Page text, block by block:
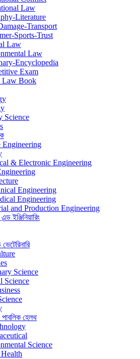
Law
Literature
Transport
Sports-Trust
Law
Law
Encyclopedia
Exam
Law Book
Science
Engineering
& Electronic Engineering
Engineering
Engineering
and Production Engineering
ইঞ্জিনিয়ারিং
Science
Science
পাবলিক হেলথ
Science